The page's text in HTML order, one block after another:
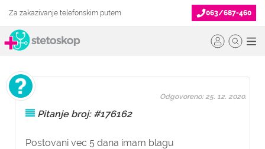
Za zakazivanje telefonskim putem 063/687-460
Pitanje broj: #176162
Postovani vec 5 dana imam blagu
Odgovoreno: 25. 12. 2020.